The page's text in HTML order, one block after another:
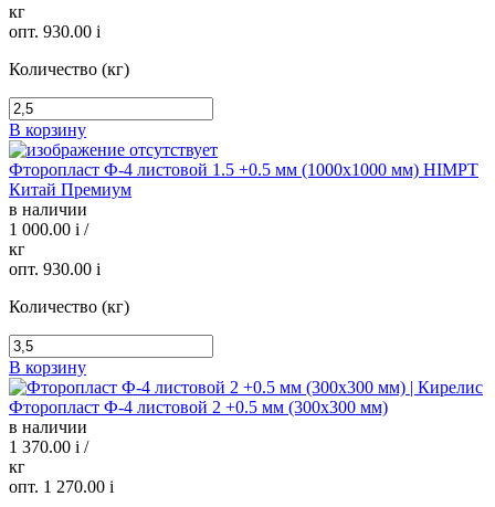
кг
опт. 930.00 i
Количество (кг)
В корзину
Фторопласт Ф-4 листовой 1.5 +0.5 мм (1000х1000 мм) HIMPT
Китай Премиум
в наличии
1 000.00 i /
кг
опт. 930.00 i
Количество (кг)
В корзину
Фторопласт Ф-4 листовой 2 +0.5 мм (300х300 мм)
в наличии
1 370.00 i /
кг
опт. 1 270.00 i